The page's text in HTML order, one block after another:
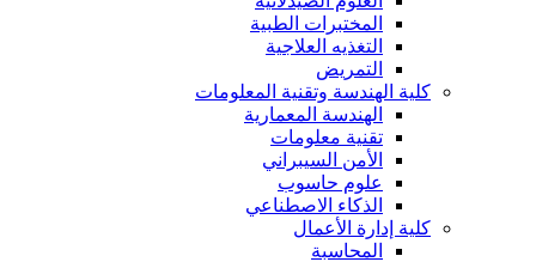
المختبرات الطبية
التغذيه العلاجية
التمريض
كلية الهندسة وتقنية المعلومات
الهندسة المعمارية
تقنية معلومات
الأمن السيبراني
علوم حاسوب
الذكاء الاصطناعي
كلية إدارة الأعمال
المحاسبة